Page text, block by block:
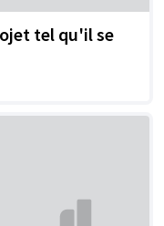
tel qu'il se